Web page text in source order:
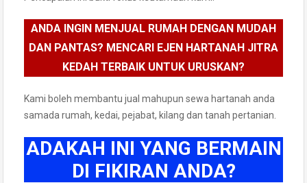
ANDA INGIN MENJUAL RUMAH DENGAN MUDAH
DAN PANTAS? MENCARI EJEN HARTANAH JITRA
KEDAH TERBAIK UNTUK URUSKAN?
Kami boleh membantu jual mahupun sewa hartanah anda
samada rumah, kedai, pejabat, kilang dan tanah pertanian.
ADAKAH INI YANG BERMAIN
DI FIKIRAN ANDA?